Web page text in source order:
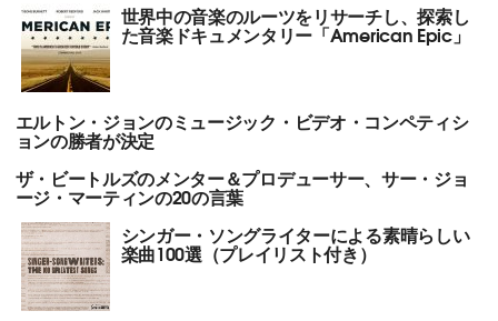
世界中の音楽のルーツをリサーチし、探索し
た音楽ドキュメンタリー「American Epic」
エルトン・ジョンのミュージック・ビデオ・コンペティシ
ョンの勝者が決定
ザ・ビートルズのメンター＆プロデューサー、サー・ジョ
ージ・マーティンの20の言葉
シンガー・ソングライターによる素晴らしい
楽曲100選（プレイリスト付き）